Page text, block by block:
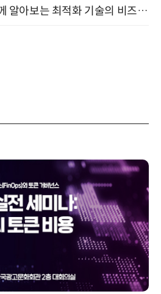
[올쇼TV] Gurobi와 함께 알아보는 최적화 기술의 비즈니스 활용 (8월 20일 생방송)